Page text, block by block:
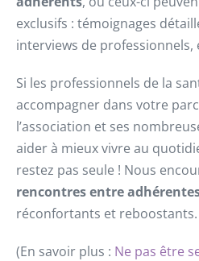
exclusifs : témoignages
interviews de professionnels,
Si les professionnels de la
accompagner dans votre
l’association et ses
aider à mieux vivre au
restez pas seule ! Nous
rencontres entre
réconfortants et reboostants.
(En savoir plus : Ne pas être